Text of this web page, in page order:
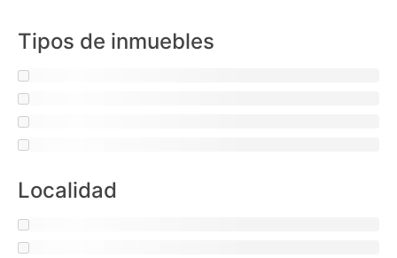
Tipos de inmuebles
Localidad